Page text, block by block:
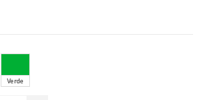
Verde